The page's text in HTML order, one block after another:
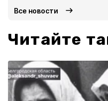
Все новости
Читайте